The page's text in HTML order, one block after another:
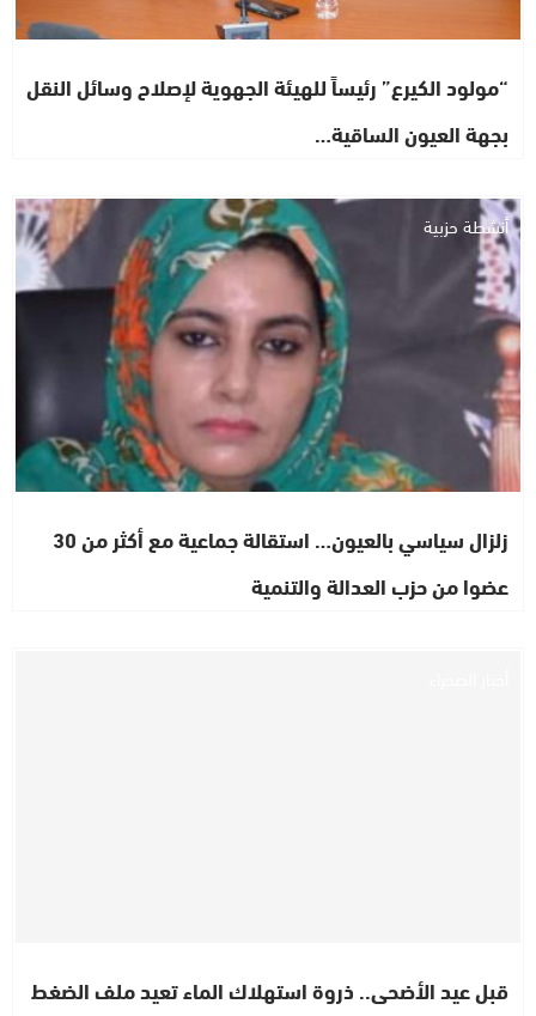
“مولود الكيرع” رئيساً للهيئة الجهوية لإصلاح وسائل النقل
بجهة العيون الساقية…
أنشطة حزبية
زلزال سياسي بالعيون… استقالة جماعية مع أكثر من 30
عضوا من حزب العدالة والتنمية
قبل عيد الأضحى.. ذروة استهلاك الماء تعيد ملف الضغط